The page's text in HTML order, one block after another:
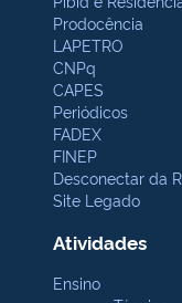
Prodocência
LAPETRO
CNPq
CAPES
Periódicos
FADEX
FINEP
Desconectar da
Site Legado
Atividades
Ensino